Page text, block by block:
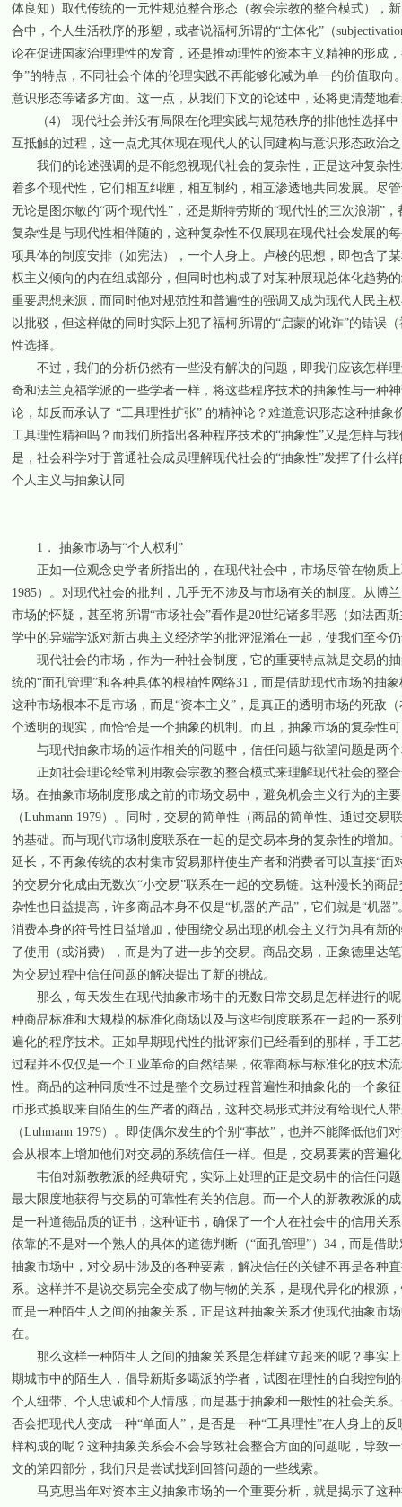
体良知）取代传统的一元性规范整合形态（教会宗教的整合模式），
合中，个人生活秩序的形塑，或者说福柯所谓的“主体化”（
论在促进国家治理理性的发育，还是推动理性的资本主义精神的形成
争”的特点，不同社会个体的伦理实践不再能够化减为单一的价值取
意识形态等诸多方面。这一点，从我们下文的论述中，还将更清楚地
（4） 现代社会并没有局限在伦理实践与规范秩序的排他性选择中
互抵触的过程，这一点尤其体现在现代人的认同建构与意识形态政治
我们的论述强调的是不能忽视现代社会的复杂性，正是这种复杂性
着多个现代性，它们相互纠缠，相互制约，相互渗透地共同发展。尽
无论是图尔敏的“两个现代性”，还是斯特劳斯的“现代性的三次浪潮”
复杂性是与现代性相伴随的，这种复杂性不仅展现在现代社会发展的
项具体的制度安排（如宪法），一个人身上。卢梭的思想，即包含了
权主义倾向的内在组成部分，但同时也构成了对某种展现总体化趋势
重要思想来源，而同时他对规范性和普遍性的强调又成为现代人民主
以批驳，但这样做的同时实际上犯了福柯所谓的“启蒙的讹诈”的错误
性选择。
不过，我们的分析仍然有一些没有解决的问题，即我们应该怎样理
奇和法兰克福学派的一些学者一样，将这些程序技术的抽象性与一种
论，却反而承认了 “工具理性扩张” 的精神论？难道意识形态这种抽
工具理性精神吗？而我们所指出各种程序技术的“抽象性”又是怎样与
是，社会科学对于普通社会成员理解现代社会的“抽象性”发挥了什么
个人主义与抽象认同
1． 抽象市场与“个人权利”
正如一位观念史学者所指出的，在现代社会中，市场尽管在物质上
1985）。对现代社会的批判，几乎无不涉及与市场有关的制度。从博
市场的怀疑，甚至将所谓“市场社会”看作是20世纪诸多罪恶（如法西
学中的异端学派对新古典主义经济学的批评混淆在一起，使我们至今
现代社会的市场，作为一种社会制度，它的重要特点就是交易的抽
统的“面孔管理”和各种具体的根植性网络31，而是借助现代市场的抽
这种市场根本不是市场，而是“资本主义”，是真正的透明市场的死敌
个透明的现实，而恰恰是一个抽象的机制。而且，抽象市场的复杂性
与现代抽象市场的运作相关的问题中，信任问题与欲望问题是两个
正如社会理论经常利用教会宗教的整合模式来理解现代社会的整合
场。在抽象市场制度形成之前的市场交易中，避免机会主义行为的主
（Luhmann 1979）。同时，交易的简单性（商品的简单性、通过交
的基础。而与现代市场制度联系在一起的是交易本身的复杂性的增加
延长，不再象传统的农村集市贸易那样使生产者和消费者可以直接“
的交易分化成由无数次“小交易”联系在一起的交易链。这种漫长的商
杂性也日益提高，许多商品本身不仅是“机器的产品”，它们就是“机
消费本身的符号性日益增加，使围绕交易出现的机会主义行为具有新
了使用（或消费），而是为了进一步的交易。商品交易，正象德里达
为交易过程中信任问题的解决提出了新的挑战。
那么，每天发生在现代抽象市场中的无数日常交易是怎样进行的呢
种商品标准和大规模的标准化商场以及与这些制度联系在一起的一系
遍化的程序技术。正如早期现代性的批评家们已经看到的那样，手工
过程并不仅仅是一个工业革命的自然结果，依靠商标与标准化的技术
性。商品的这种同质性不过是整个交易过程普遍性和抽象化的一个象
币形式换取来自陌生的生产者的商品，这种交易形式并没有给现代人
（Luhmann 1979）。即使偶尔发生的个别“事故”，也并不能降低他
会从根本上增加他们对交易的系统信任一样。但是，交易要素的普遍
韦伯对新教教派的经典研究，实际上处理的正是交易中的信任问题
最大限度地获得与交易的可靠性有关的信息。而一个人的新教教派的
是一种道德品质的证书，这种证书，确保了一个人在社会中的信用关
依靠的不是对一个熟人的具体的道德判断（“面孔管理”）34，而是借
抽象市场中，对交易中涉及的各种要素，解决信任的关键不再是各种
系。这样并不是说交易完全变成了物与物的关系，是现代异化的根源
而是一种陌生人之间的抽象关系，正是这种抽象关系才使现代抽象市
在。
那么这样一种陌生人之间的抽象关系是怎样建立起来的呢？事实上
期城市中的陌生人，倡导新斯多噶派的学者，试图在理性的自我控制
个人纽带、个人忠诚和个人情感，而是基于抽象和一般性的社会关系
否会把现代人变成一种“单面人”，是否是一种“工具理性”在人身上的
样构成的呢？这种抽象关系会不会导致社会整合方面的问题呢，导致
文的第四部分，我们只是尝试找到回答问题的一些线索。
马克思当年对资本主义抽象市场的一个重要分析，就是揭示了这种